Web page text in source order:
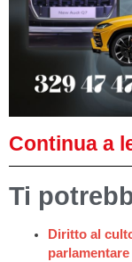
Continua a
Ti
Diritto al